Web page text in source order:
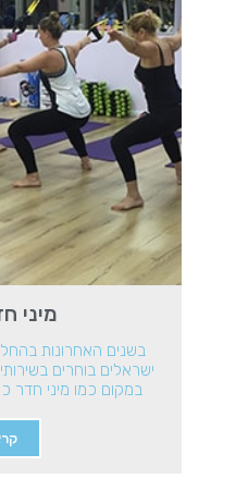
מיני
בשנים האחרונות
ישראלים בוחרים
במקום כמו מיני חדר